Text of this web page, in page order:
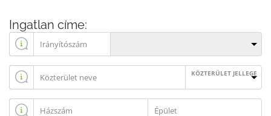
Ingatlan címe:
KÖZTERÜLET JELLEGE